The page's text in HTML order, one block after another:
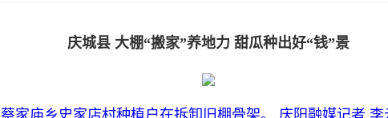
庆城县 大棚“搬家”养地力 甜瓜种出好“钱”景